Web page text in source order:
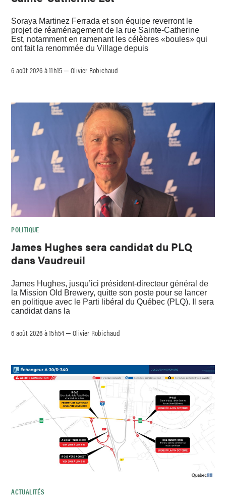
Soraya Martinez Ferrada et son équipe reverront le
projet de réaménagement de la rue Sainte-Catherine
Est, notamment en ramenant les célèbres «boules» qui
ont fait la renommée du Village depuis
6 août 2026 à 11h15 –Olivier Robichaud
POLITIQUE
James Hughes sera candidat du PLQ
dans Vaudreuil
James Hughes, jusqu’ici président-directeur général de
la Mission Old Brewery, quitte son poste pour se lancer
en politique avec le Parti libéral du Québec (PLQ). Il sera
candidat dans la
6 août 2026 à 15h54 –Olivier Robichaud
ACTUALITÉS